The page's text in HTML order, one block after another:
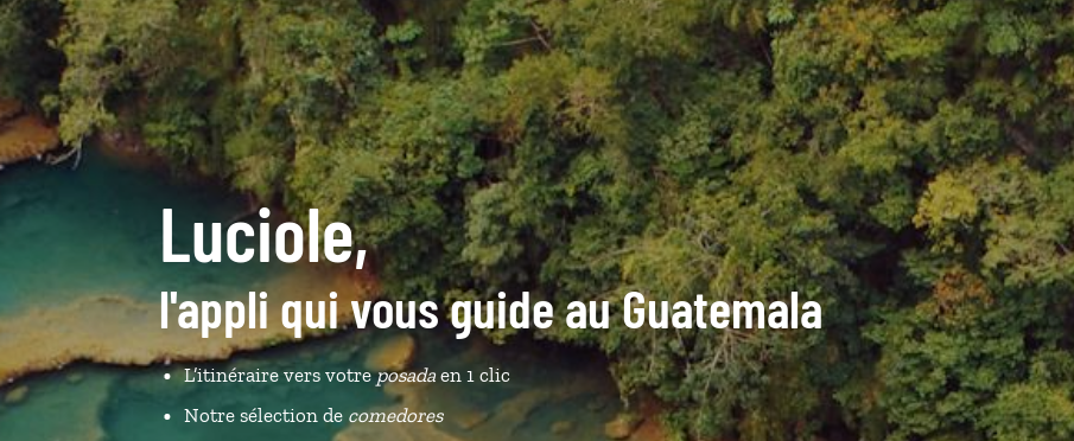
Luciole,
l'appli qui vous guide au Guatemala
L’itinéraire vers votreposadaen 1 clic
Notre sélection de comedores